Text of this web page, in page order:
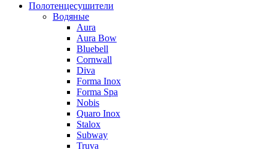
Полотенцесушители
Водяные
Aura
Aura Bow
Bluebell
Cornwall
Diva
Forma Inox
Forma Spa
Nobis
Quaro Inox
Stalox
Subway
Truva